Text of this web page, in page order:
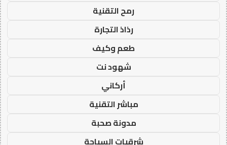
رمح التقنية
رذاذ التجارة
طعم وكيف
شهود نت
أركاني
مباشر التقنية
مدونة صحبة
شرقيات السياحة